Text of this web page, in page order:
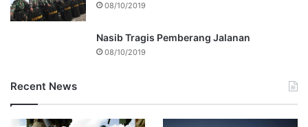
08/10/2019
Nasib Tragis Pemberang Jalanan
08/10/2019
Recent News